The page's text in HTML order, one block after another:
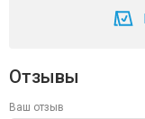
Отзывы
Ваш отзыв